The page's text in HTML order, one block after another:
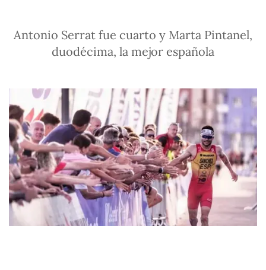
Antonio Serrat fue cuarto y Marta Pintanel,
duodécima, la mejor española